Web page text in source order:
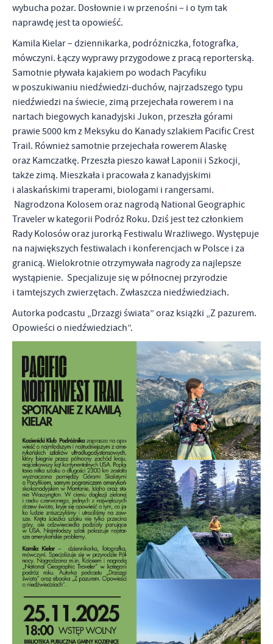
wybucha pożar. Dosłownie i w przenośni – i o tym tak
naprawdę jest ta opowieść.
Kamila Kielar – dziennikarka, podróżniczka, fotografka,
mówczyni. Łączy wyprawy przygodowe z pracą reporterską.
Samotnie pływała kajakiem po wodach Pacyfiku
w poszukiwaniu niedźwiedzi-duchów, najrzadszego typu
niedźwiedzi na świecie, zimą przejechała rowerem i na
nartach biegowych kanadyjski Jukon, przeszła górami
prawie 5000 km z Meksyku do Kanady szlakiem Pacific Crest
Trail. Również samotnie przejechała rowerem Alaskę
oraz Kamczatkę. Przeszła pieszo kawał Laponii i Szkocji,
także zimą. Mieszkała i pracowała z kanadyjskimi
i alaskańskimi traperami, biologami i rangersami.
Nagrodzona Kolosem oraz nagrodą National Geographic
Traveler w kategorii Podróż Roku. Dziś jest też członkiem
Rady Kolosów oraz jurorką Festiwalu Wrażliwego. Występuje
na największych festiwalach i konferencjach w Polsce i za
granicą. Wielokrotnie otrzymywała nagrody za najlepsze
wystąpienie. Specjalizuje się w północnej przyrodzie
i tamtejszych zwierzętach. Zwłaszcza niedźwiedziach.
Autorka podcastu „Drzazgi świata” oraz książki „Z pazurem.
Opowieści o niedźwiedziach”.